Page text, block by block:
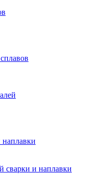
сварки и наплавки